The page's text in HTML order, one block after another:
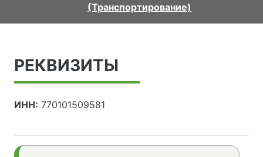
(Транспортирование)
РЕКВИЗИТЫ
ИНН: 770101509581